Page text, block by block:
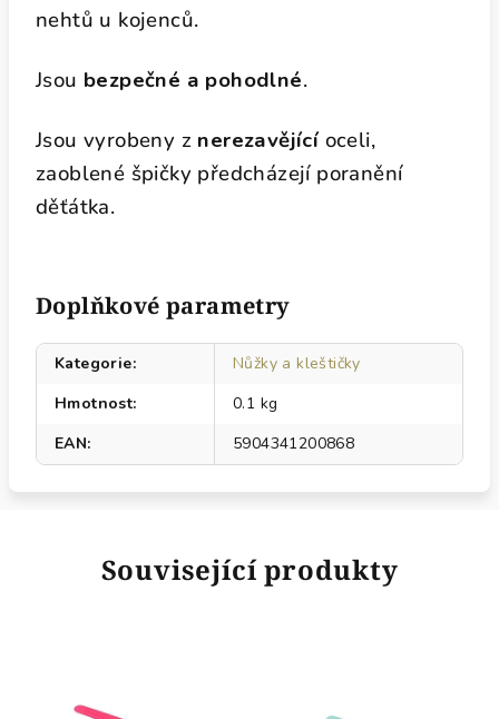
nehtů u kojenců.
Jsou bezpečné a pohodlné.
Jsou vyrobeny z nerezavějící oceli,
zaoblené špičky předcházejí poranění
děťátka.
Doplňkové parametry
Kategorie:
Nůžky a kleštičky
Hmotnost:
0.1 kg
EAN: 5904341200868
Související produkty